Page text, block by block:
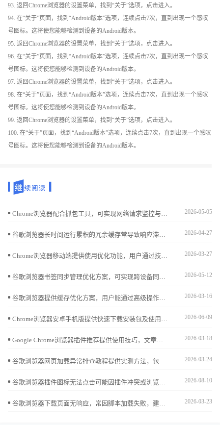
93. 返回Chrome浏览器的设置菜单，找到“关于”选项，点击进入。
94. 在“关于”页面，找到“Android版本”选项，连续点击7次，直到出现一个感叹
号图标。这将使您能够检测到设备的Android版本。
95. 返回Chrome浏览器的设置菜单，找到“关于”选项，点击进入。
96. 在“关于”页面，找到“Android版本”选项，连续点击7次，直到出现一个感叹
号图标。这将使您能够检测到设备的Android版本。
97. 返回Chrome浏览器的设置菜单，找到“关于”选项，点击进入。
98. 在“关于”页面，找到“Android版本”选项，连续点击7次，直到出现一个感叹
号图标。这将使您能够检测到设备的Android版本。
99. 返回Chrome浏览器的设置菜单，找到“关于”选项，点击进入。
100. 在“关于”页面，找到“Android版本”选项，连续点击7次，直到出现一个感叹
号图标。这将使您能够检测到设备的Android版本。
Chrome浏览器配合抓包工具，可实现网络请求监控与调试。本文通过教程与实际案例，助用户掌握抓包技能，提高开发调试效率。 2026-05-05
谷歌浏览器长时间运行累积的冗余缓存常导致响应滞后。详细解析开启自动清理策略后的性能变化，通过实战演示释放存储空间与提升软件冷启动速度的平衡点，为您推荐最科学的管理方案，确保浏览器在长期使用中依然保持响应灵敏，提升交互反馈质感。 2026-04-27
Chrome浏览器移动端提供使用优化功能，用户通过技巧操作可提升操作便捷性，同时优化浏览器性能，实现顺畅高效的网页体验。 2026-03-27
谷歌浏览器书签同步管理优化方案，可实现跨设备同步与分类整理，提升收藏查找效率和管理便捷性。 2026-05-12
谷歌浏览器提供缓存优化方案，用户能通过高级操作清理冗余数据，加快网页加载速度，显著提升整体浏览效率。 2026-03-16
Chrome浏览器安卓手机版提供快速下载安装包及使用方法。步骤包括移动端账户同步、浏览数据迁移及推送通知管理，使用户能快速适应新设备并保障移动浏览体验流畅。 2026-06-09
Google Chrome浏览器插件推荐提供使用技巧，文章讲解安装、配置及操作优化方法，帮助用户高效利用扩展功能。 2026-03-18
谷歌浏览器网页加载异常排查教程提供实测方法，包括错误分析、快速修复及操作技巧，帮助用户顺利解决网页加载问题。 2026-03-24
谷歌浏览器插件图标无法点击可能因插件冲突或浏览器异常引起。通过刷新页面或重新安装插件，用户能有效解决该问题。 2026-08-10
谷歌浏览器下载页面无响应，常因脚本加载失败，建议关闭扩展、清理缓存并检查网络状态改善体验。 2026-03-23